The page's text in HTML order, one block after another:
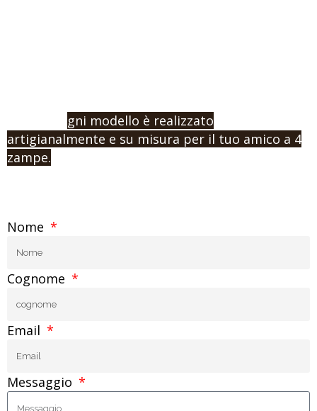
gni modello è realizzato
artigianalmente e su misura per il tuo amico a 4
zampe.
Nome
Cognome
Email
Messaggio